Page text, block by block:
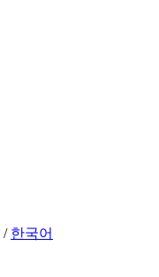
/ 한국어